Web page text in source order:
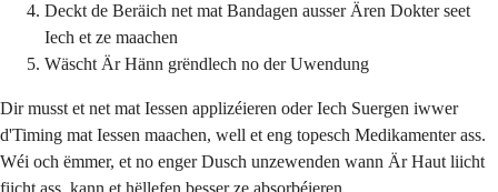
Deckt de Beräich net mat Bandagen ausser Ären Dokter seet
Iech et ze maachen
Wäscht Är Hänn grëndlech no der Uwendung
Dir musst et net mat Iessen applizéieren oder Iech Suergen iwwer
d'Timing mat Iessen maachen, well et eng topesch Medikamenter ass.
Wéi och ëmmer, et no enger Dusch unzewenden wann Är Haut liicht